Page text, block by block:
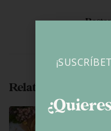
Related Posts